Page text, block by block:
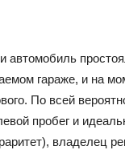
автомобиль
гараже, и на
По всей
пробег и
владелец